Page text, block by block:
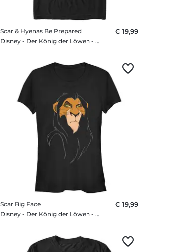
Scar & Hyenas Be Prepared
Disney - Der König der Löwen - Scar & Hyenas Be Prepared - Männer T-Shirt
€ 19,99
Scar Big Face
Disney - Der König der Löwen - Scar Big Face - Frauen T-Shirt
€ 19,99